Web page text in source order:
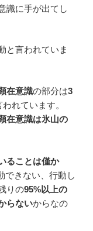
識に手が出てし
と言われていま
在意識の部分は3
われています。
在意識は氷山の
ることは僅か
できない、行動し
りの95%以上の
らないからなの